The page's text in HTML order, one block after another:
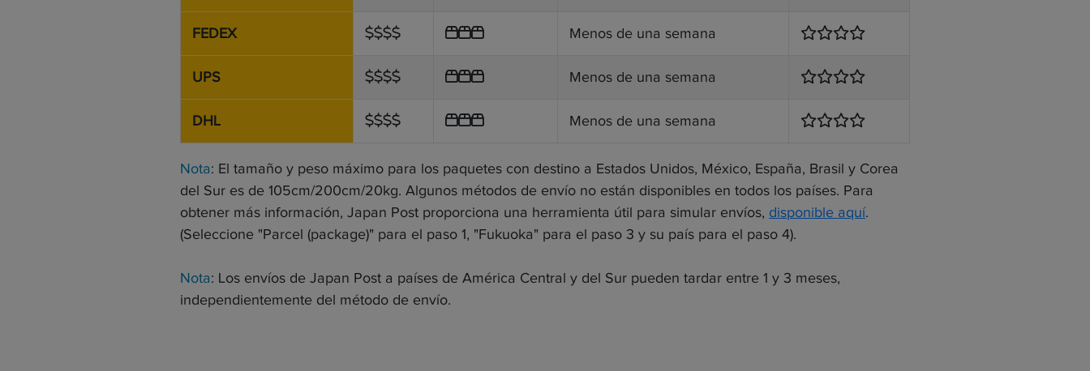
FEDEX Menos de una semana
UPS Menos de una semana
DHL Menos de una semana
Nota: El tamaño y peso máximo para los paquetes con destino a Estados Unidos, México, España, Brasil y Corea
del Sur es de 105cm/200cm/20kg. Algunos métodos de envío no están disponibles en todos los países. Para
obtener más información, Japan Post proporciona una herramienta útil para simular envíos, disponible aquí.
(Seleccione "Parcel (package)" para el paso 1, "Fukuoka" para el paso 3 y su país para el paso 4).
Nota: Los envíos de Japan Post a países de América Central y del Sur pueden tardar entre 1 y 3 meses,
independientemente del método de envío.